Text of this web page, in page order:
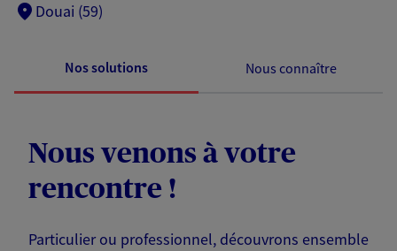
Douai (59)
Nos solutions Nous connaître
Nous venons à votre
rencontre !
Particulier ou professionnel, découvrons ensemble